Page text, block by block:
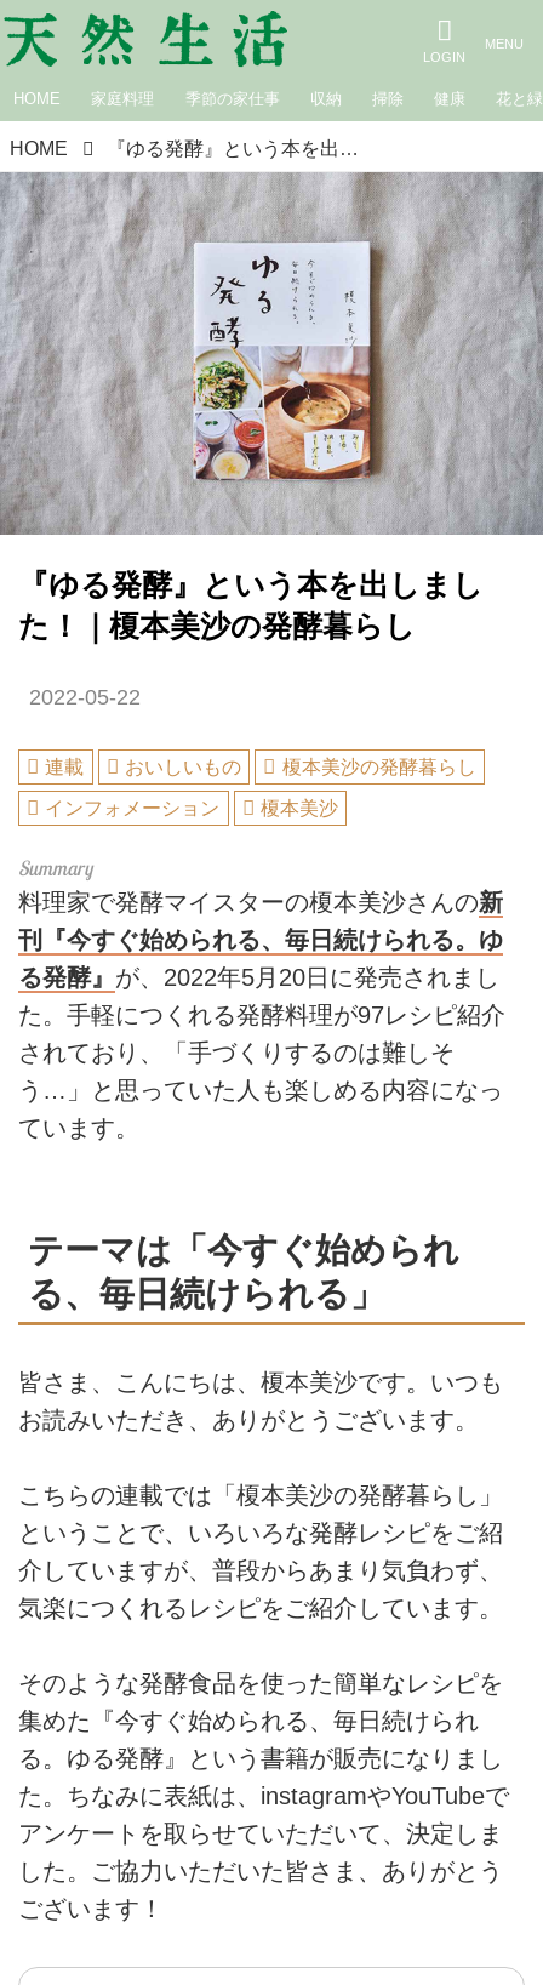
HOME 家庭料理 季節の家仕事 収納 掃除 健康 花と緑
HOME 『ゆる発酵』という本を出しました！｜榎本美沙の発酵暮らし
『ゆる発酵』という本を出しまし
た！｜榎本美沙の発酵暮らし
2022-05-22
連載 おいしいもの
榎本美沙の発酵暮らし
インフォメーション
榎本美沙
料理家で発酵マイスターの榎本美沙さんの新
刊『今すぐ始められる、毎日続けられる。ゆ
る発酵』 が、2022年5月20日に発売されまし
た。手軽につくれる発酵料理が97レシピ紹介
されており、「手づくりするのは難しそ
う…」と思っていた人も楽しめる内容になっ
ています。
テーマは「今すぐ始められ
る、毎日続けられる」
皆さま、こんにちは、榎本美沙です。いつも
お読みいただき、ありがとうございます。
こちらの連載では「榎本美沙の発酵暮らし」
ということで、いろいろな発酵レシピをご紹
介していますが、普段からあまり気負わず、
気楽につくれるレシピをご紹介しています。
そのような発酵食品を使った簡単なレシピを
集めた『今すぐ始められる、毎日続けられ
る。ゆる発酵』という書籍が販売になりまし
た。ちなみに表紙は、instagramやYouTubeで
アンケートを取らせていただいて、決定しま
した。ご協力いただいた皆さま、ありがとう
ございます！